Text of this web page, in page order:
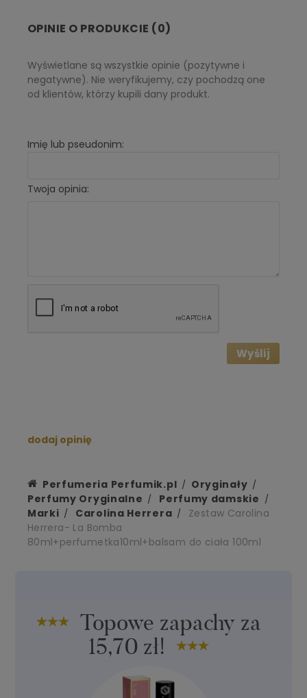
OPINIE O PRODUKCIE (0)
Wyświetlane są wszystkie opinie (pozytywne i
negatywne). Nie weryfikujemy, czy pochodzą one
od klientów, którzy kupili dany produkt.
Imię lub pseudonim:
Twoja opinia:
Wyślij
dodaj opinię
Perfumeria Perfumik.pl
Oryginały
Perfumy Oryginalne
Perfumy damskie
Marki
Carolina Herrera
Zestaw Carolina
Herrera- La Bomba
80ml+perfumetka10ml+balsam do ciała 100ml
Topowe zapachy za
15,70 zł!